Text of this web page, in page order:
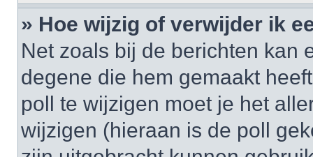
» Hoe wijzig of verwijder ik
Net zoals bij de berichten kan
degene die hem gemaakt
poll te wijzigen moet je het
wijzigen (hieraan is de poll